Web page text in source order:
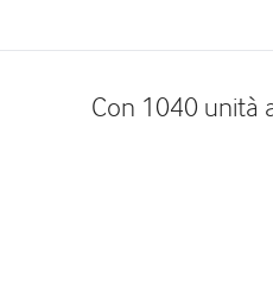
Con 1040 unità